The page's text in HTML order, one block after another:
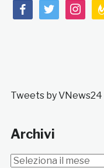
facebooktwitter
Tweets by VNews24
Archivi
Archivi